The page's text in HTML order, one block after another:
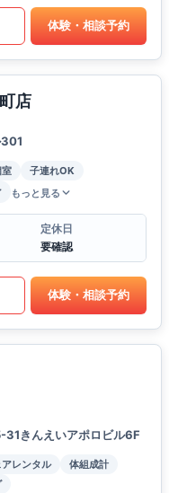
体験・相談予約
店
子連れOK
もっと見る
定休日
要確認
体験・相談予約
31きんえいアポロビル6F
アレンタル
体組成計